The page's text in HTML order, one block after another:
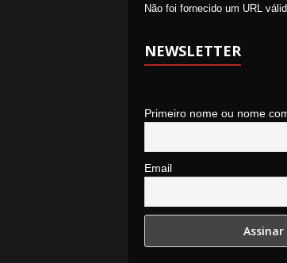
Não foi fornecido um URL
NEWSLETTER
Primeiro nome ou nome
Email